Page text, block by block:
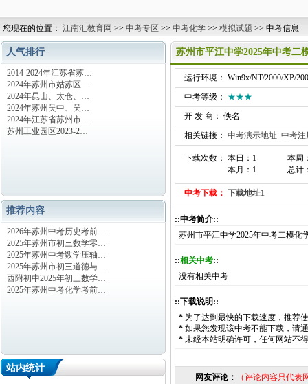
您现在的位置： 江南汇教育网 >> 中考专区 >> 中考化学 >> 模拟试题 >> 中考信息
人气排行
2014-2024年江苏省苏…
2024年苏州市姑苏区…
2024年昆山、太仓、…
2024年苏州吴中、吴…
2024年江苏省苏州市…
苏州工业园区2023-2…
推荐内容
2026年苏州中考历史考前…
2025年苏州市初三数学零…
2025年苏州中考数学压轴…
2025年苏州市初三道德与…
西附初中2025年初三数学…
2025年苏州中考化学考前…
站内统计
苏州市平江中学2025年中考二
运行环境： Win9x/NT/2000/XP/
中考等级： ★★★
开 发 商： 佚名
相关链接： 中考演示地址 中考注
下载次数： 本日：1
本月：1
本周
总计
中考下载： 下载地址1
::中考简介::
苏州市平江中学2025年中考二模化
::相关中考::
没有相关中考
::下载说明::
* 为了达到最快的下载速度，推荐
* 如果您发现该中考不能下载，请
* 未经本站明确许可，任何网站不
网友评论： （评论内容只代